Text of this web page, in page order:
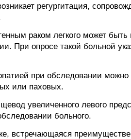
регургитация,
раком легкого может
При опросе такой больной
при обследовании
или паховых.
увеличенного левого
больного.
встречающаяся